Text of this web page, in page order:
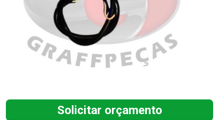
Solicitar orçamento